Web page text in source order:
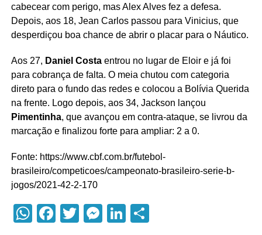
cabecear com perigo, mas Alex Alves fez a defesa.
Depois, aos 18, Jean Carlos passou para Vinicius, que
desperdiçou boa chance de abrir o placar para o Náutico.
Aos 27, Daniel Costaentrou no lugar de Eloir e já foi
para cobrança de falta. O meia chutou com categoria
direto para o fundo das redes e colocou a Bolívia Querida
na frente. Logo depois, aos 34, Jackson lançou
Pimentinha, que avançou em contra-ataque, se livrou da
marcação e finalizou forte para ampliar: 2 a 0.
Fonte: https://www.cbf.com.br/futebol-
brasileiro/competicoes/campeonato-brasileiro-serie-b-
jogos/2021-42-2-170
WhatsApp
Facebook
Twitter
Messenger
LinkedIn
Compartilhar